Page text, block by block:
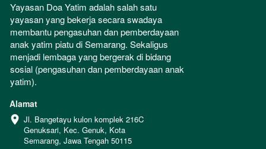
Yayasan Doa Yatim adalah salah satu
yayasan yang bekerja secara swadaya
membantu pengasuhan dan pemberdayaan
anak yatim piatu di Semarang. Sekaligus
menjadi lembaga yang bergerak di bidang
sosial (pengasuhan dan pemberdayaan anak
yatim).
Alamat
Jl. Bangetayu kulon komplek 216C
Genuksari, Kec. Genuk, Kota
Semarang, Jawa Tengah 50115